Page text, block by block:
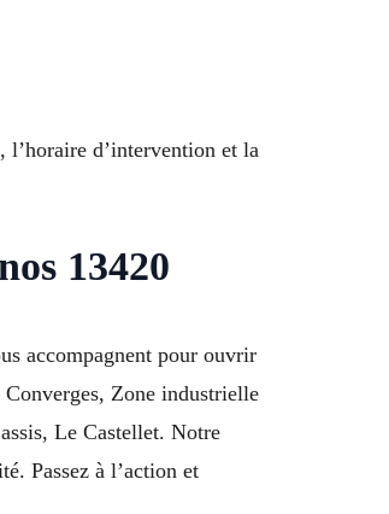
l’horaire d’intervention et la
13420
accompagnent pour ouvrir
Zone industrielle
Le Castellet. Notre
Passez à l’action et